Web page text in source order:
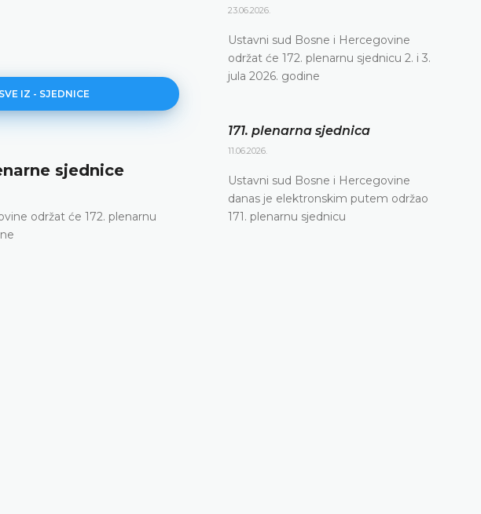
IZ - SJEDNICE
sjednice
održat će 172. plenarnu
11.06.2026.
Ustavni sud Bosne i Hercegovine danas je
23.06.2026.
Ustavni sud Bosne i Hercegovine
održat će 172. plenarnu sjednicu 2. i 3.
jula 2026. godine
171. plenarna sjednica
11.06.2026.
Ustavni sud Bosne i Hercegovine
danas je elektronskim putem održao
171. plenarnu sjednicu